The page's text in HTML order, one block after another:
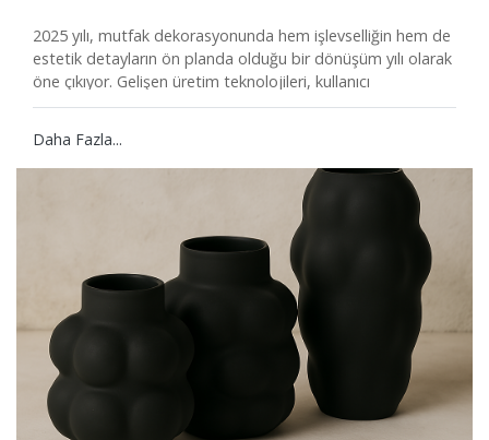
2025 yılı, mutfak dekorasyonunda hem işlevselliğin hem de
estetik detayların ön planda olduğu bir dönüşüm yılı olarak
öne çıkıyor. Gelişen üretim teknolojileri, kullanıcı
alışkanlıklarındaki değişim ve sürdürülebilirlik odağı, mutfak
hazırlıyor. Bu yılın mutfak modellerinde, konforu artıran
detaylarla birlikte modern, minimalist ve doğal tasarım
Daha Fazla...